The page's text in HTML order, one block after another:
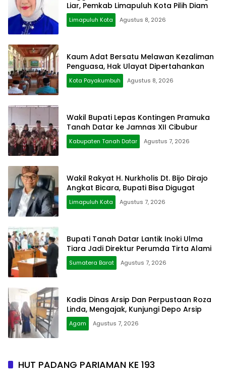
Liar, Pemkab Limapuluh Kota Pilih Diam
Limapuluh Kota Agustus 8, 2026
Kaum Adat Bersatu Melawan Kezaliman
Penguasa, Hak Ulayat Dipertahankan
Kota Payakumbuh Agustus 8, 2026
Wakil Bupati Lepas Kontingen Pramuka
Tanah Datar ke Jamnas XII Cibubur
Kabupaten Tanah Datar Agustus 7, 2026
Wakil Rakyat H. Nurkholis Dt. Bijo Dirajo
Angkat Bicara, Bupati Bisa Digugat
Limapuluh Kota Agustus 7, 2026
Bupati Tanah Datar Lantik Inoki Ulma
Tiara Jadi Direktur Perumda Tirta Alami
Sumatera Barat Agustus 7, 2026
Kadis Dinas Arsip Dan Perpustaan Roza
Linda, Mengajak, Kunjungi Depo Arsip
Agam Agustus 7, 2026
HUT PADANG PARIAMAN KE 193